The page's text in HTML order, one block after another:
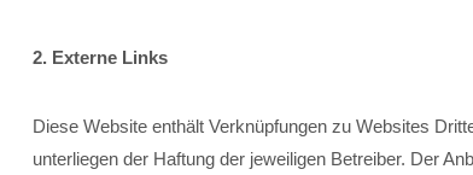
2. Externe Links
Diese Website enthält Verknüpfungen zu Websites
unterliegen der Haftung der jeweiligen Betreiber. Der